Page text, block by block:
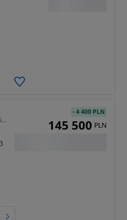
5132 cm3 • 180 KM • 1318 IZOTERMA KONTENER 8.20m Winda / Z Niemiec
-4 400 PLN
145 500 PLN